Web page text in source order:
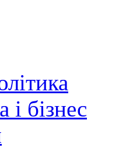
і бізнес